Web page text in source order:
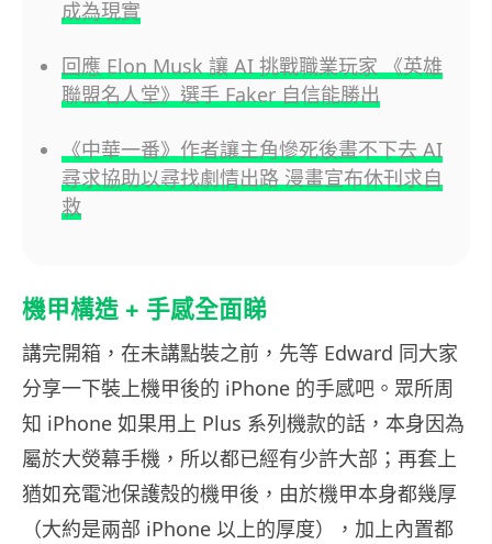
成為現實
回應 Elon Musk 讓 AI 挑戰職業玩家 《英雄
聯盟名人堂》選手 Faker 自信能勝出
《中華一番》作者讓主角慘死後畫不下去 AI
尋求協助以尋找劇情出路 漫畫宣布休刊求自
救
機甲構造 + 手感全面睇
講完開箱，在未講點裝之前，先等 Edward 同大家
分享一下裝上機甲後的 iPhone 的手感吧。眾所周
知 iPhone 如果用上 Plus 系列機款的話，本身因為
屬於大熒幕手機，所以都已經有少許大部；再套上
猶如充電池保護殼的機甲後，由於機甲本身都幾厚
（大約是兩部 iPhone 以上的厚度），加上內置都